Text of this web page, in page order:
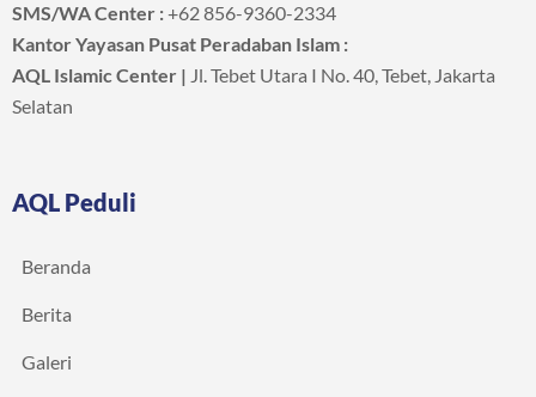
SMS/WA Center :+62 856-9360-2334
Kantor Yayasan Pusat Peradaban Islam :
AQL Islamic Center | Jl. Tebet Utara I No. 40, Tebet, Jakarta
Selatan
AQL Peduli
Beranda
Berita
Galeri